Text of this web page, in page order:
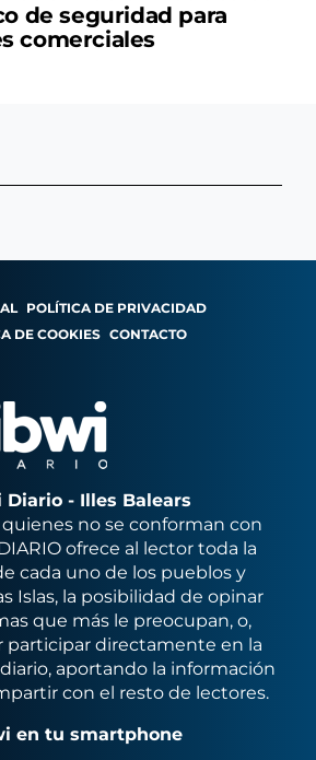
de seguridad para
comerciales
POLÍTICA DE PRIVACIDAD
DE COOKIES CONTACTO
Diario - Illes Balears
quienes no se conforman con
ofrece al lector toda la
cada uno de los pueblos y
Islas, la posibilidad de opinar
que más le preocupan, o,
participar directamente en la
aportando la información
con el resto de lectores.
en tu smartphone